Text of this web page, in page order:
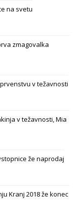
na svetu
zmagovalka
v težavnosti
v težavnosti, Mia
že naprodaj
Kranj 2018 že konec